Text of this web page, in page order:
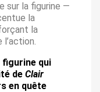
sur la figurine —
la
la
figurine qui
de Clair
en quête